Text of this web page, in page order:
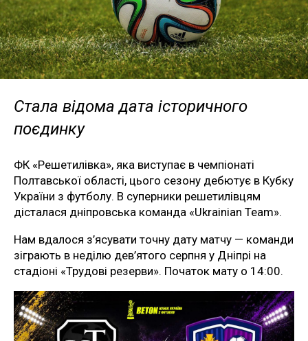
Стала відома дата історичного
поєдинку
ФК «Решетилівка», яка виступає в чемпіонаті
Полтавської області, цього сезону дебютує в Кубку
України з футболу. В суперники решетилівцям
дісталася дніпровська команда «Ukrainian Team».
Нам вдалося з’ясувати точну дату матчу — команди
зіграють в неділю дев’ятого серпня у Дніпрі на
стадіоні «Трудові резерви». Початок мату о 14:00.